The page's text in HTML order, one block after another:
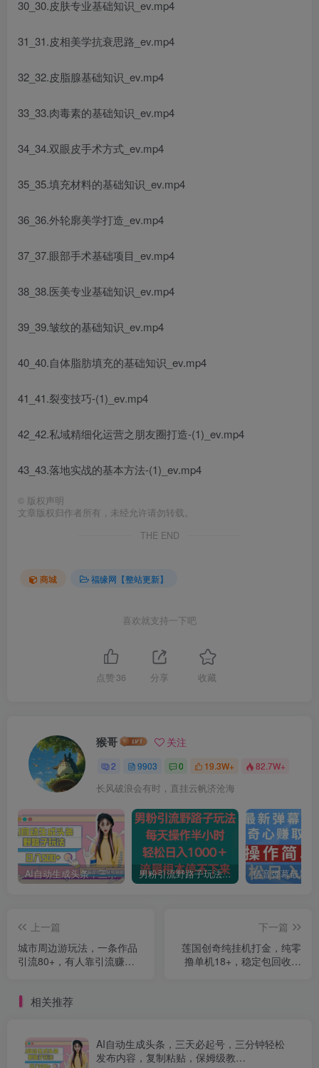
30_30.皮肤专业基础知识_ev.mp4
31_31.皮相美学抗衰思路_ev.mp4
32_32.皮脂腺基础知识_ev.mp4
33_33.肉毒素的基础知识_ev.mp4
34_34.双眼皮手术方式_ev.mp4
35_35.填充材料的基础知识_ev.mp4
36_36.外轮廓美学打造_ev.mp4
37_37.眼部手术基础项目_ev.mp4
38_38.医美专业基础知识_ev.mp4
39_39.皱纹的基础知识_ev.mp4
40_40.自体脂肪填充的基础知识_ev.mp4
41_41.裂变技巧-(1)_ev.mp4
42_42.私域精细化运营之朋友圈打造-(1)_ev.mp4
43_43.落地实战的基本方法-(1)_ev.mp4
© 版权声明
文章版权归作者所有，未经允许请勿转载。
THE END
商城 福缘网【整站更新】
喜欢就支持一下吧
点赞 36 分享 收藏
猴哥 关注
2 9903 0 19.3W+ 82.7W+
长风破浪会有时，直挂云帆济沧海
AI自动生成头条，三天必起号，三分钟轻松发布内容，复制粘贴，保姆级教… 男粉引流野路子玩法，每天操作半小时轻松日入1000＋，流量根本停不下来
上一篇
城市周边游玩法，一条作品
引流80+，有人靠引流赚了
下一篇
莲国创奇纯挂机打金，纯零
撸单机18+，稳定包回收项
相关推荐
AI自动生成头条，三天必起号，三分钟轻松
发布内容，复制粘贴，保姆级教…